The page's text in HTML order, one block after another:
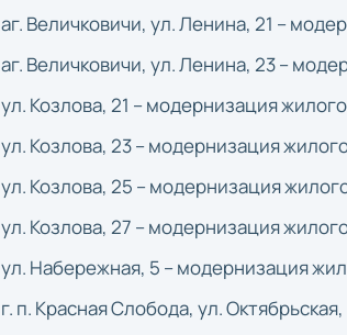
аг. Величковичи, ул. Ленина, 21 –
аг. Величковичи, ул. Ленина, 23 –
ул. Козлова, 21 – модернизация
ул. Козлова, 23 – модернизация
ул. Козлова, 25 – модернизация
ул. Козлова, 27 – модернизация
ул. Набережная, 5 – модернизация
г. п. Красная Слобода, ул.